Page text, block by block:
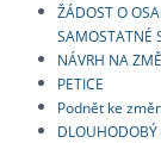
ŽÁDOST O
SAMOSTATNÉ
NÁVRH NA
PETICE
Podnět ke